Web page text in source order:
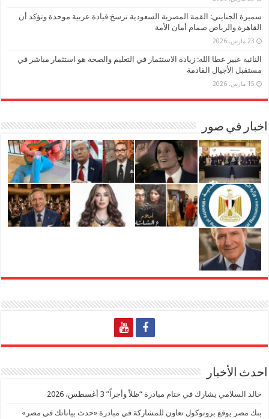
سميرة الجنايني: القمة المصرية السعودية ترسخ قيادة عربية موحدة وتؤكد أن
القاهرة والرياض صمام أمان الأمة
23 مارس، 2026
النائبة عبير عطا الله: زيادة الاستثمار في التعليم والصحة هو استثمار مباشر في
مستقبل الأجيال القادمة
15 مارس، 2026
اخبار في صور
احدث الأخبار
خالد السلامي يشارك في ختام مبادرة “ظلاً وأجراً” 3 أغسطس، 2026
بنك مصر يوقع بروتوكول تعاون للمشاركة في مبادرة «حدث بياناتك في مصر»